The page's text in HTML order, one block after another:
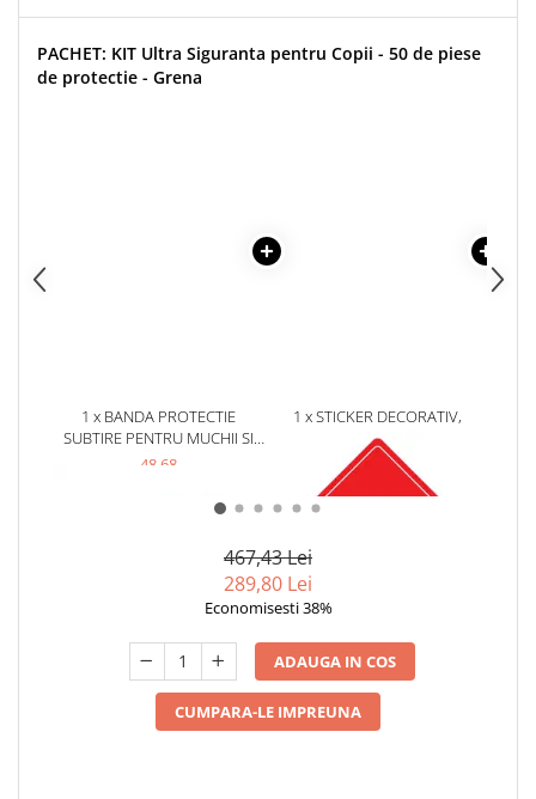
Stikere decorative si covoare
Stickere decorative
Covorase de joaca
Propuneri Cadou
PACHET: KIT Ultra Siguranta pentru Copii - 50 de piese
de protectie - Grena
1 x BANDA PROTECTIE
SUBTIRE PENTRU MUCHII SI
MARGINI, 2.3X0.9X200 CM,
48,68
1 x STICKER DECORATIV,
AUTO, BABY ON BOARD,
EMPRIA, ROSU, 12.5 X 12.5 CM
13,31 Lei
467,43 Lei
289,80 Lei
Economisesti 38%
ADAUGA IN COS
CUMPARA-LE IMPREUNA